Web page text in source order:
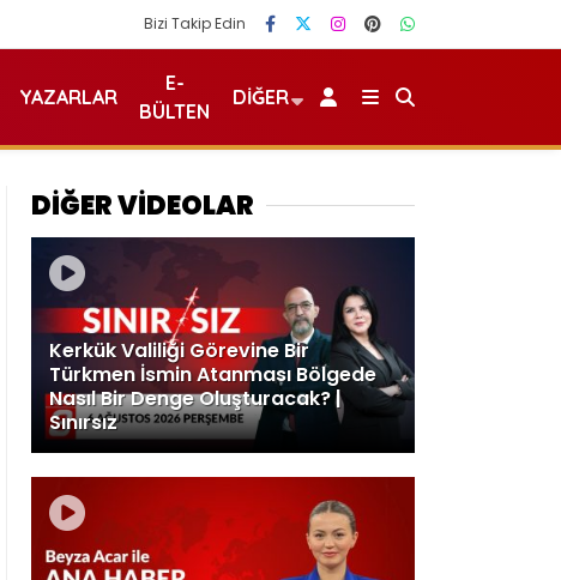
Bizi Takip Edin
YAZARLAR
E-
BÜLTEN
DIĞER
DİĞER VİDEOLAR
Kerkük Valiliği Görevine Bir
Türkmen İsmin Atanması Bölgede
Nasıl Bir Denge Oluşturacak? |
Sınırsız